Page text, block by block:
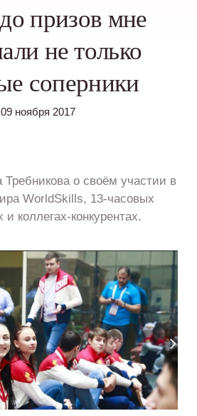
призов мне
не только
соперники
09 ноября 2017
Требникова о своём участии в
WorldSkills, 13-часовых
и коллегах-конкурентах.